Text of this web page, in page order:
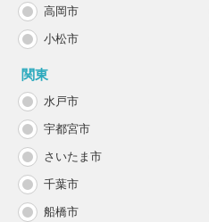
高岡市
小松市
関東
水戸市
宇都宮市
さいたま市
千葉市
船橋市